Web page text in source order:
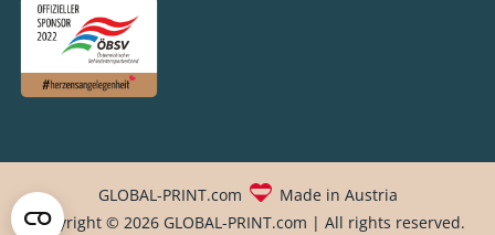
GLOBAL-PRINT.com
Made in Austria
Copyright © 2026 GLOBAL-PRINT.com | All rights reserved.